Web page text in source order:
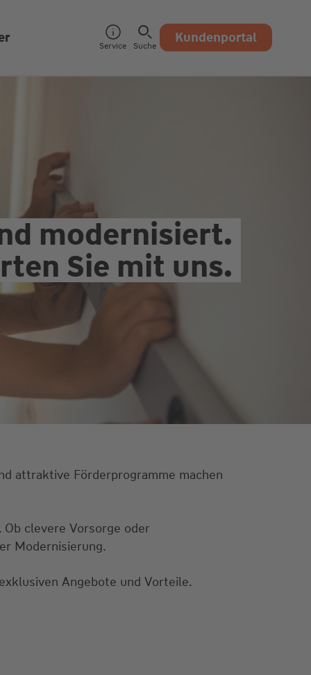
Service Suche Kundenportal
modernisiert.
Sie mit uns.
attraktive Förderprogramme machen
Ob clevere Vorsorge oder
Modernisierung.
Angebote und Vorteile.